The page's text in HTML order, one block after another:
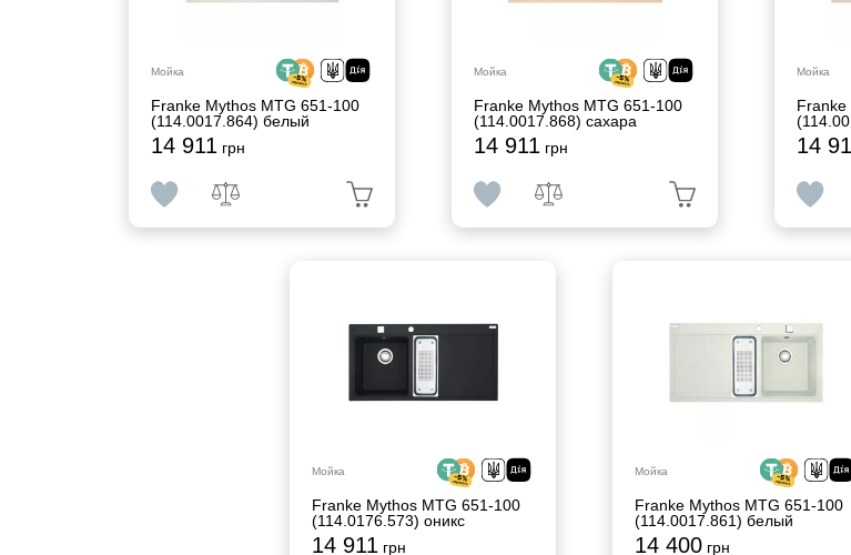
Мойка
Franke Mythos MTG 651-100
(114.0017.864) белый
14 911 грн
Мойка
Franke Mythos MTG 651-100
(114.0017.868) сахара
14 911 грн
Мойка
Franke
14
Мойка
Franke Mythos MTG 651-100
(114.0176.573) оникс
14 911 грн
Мойка
Franke Mythos MTG 651-100
(114.0017.861) белый
14 400 грн